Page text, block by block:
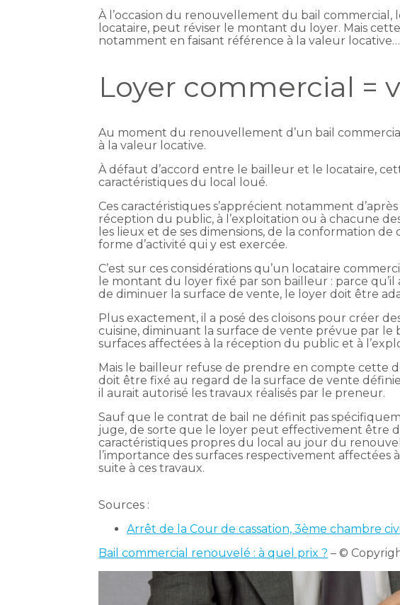
À l’occasion du renouvellement du bail
locataire, peut réviser le montant du loyer. Mais
notamment en faisant référence à la valeur
Loyer commercial =
Au moment du renouvellement d’un bail
à la valeur locative.
À défaut d’accord entre le bailleur et le locataire,
caractéristiques du local loué.
Ces caractéristiques s’apprécient notamment
réception du public, à l’exploitation ou à chacune
les lieux et de ses dimensions, de la conformation
forme d’activité qui y est exercée.
C’est sur ces considérations qu’un locataire
le montant du loyer fixé par son bailleur : parce
de diminuer la surface de vente, le loyer doit être
Plus exactement, il a posé des cloisons pour créer
cuisine, diminuant la surface de vente prévue par le
surfaces affectées à la réception du public et à
Mais le bailleur refuse de prendre en compte cette
doit être fixé au regard de la surface de vente
il aurait autorisé les travaux réalisés par le preneur.
Sauf que le contrat de bail ne définit pas
juge, de sorte que le loyer peut effectivement être
caractéristiques propres du local au jour du
l’importance des surfaces respectivement
suite à ces travaux.
Sources :
Arrêt de la Cour de cassation, 3ème chambre
Bail commercial renouvelé : à quel prix ? – ©